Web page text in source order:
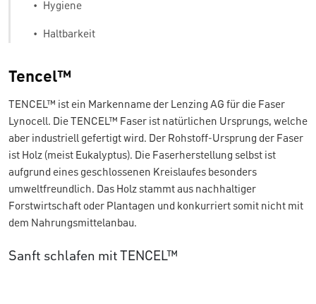
• Hygiene
• Haltbarkeit
Tencel™
TENCEL™ ist ein Markenname der Lenzing AG für die Faser
Lynocell. Die TENCEL™ Faser ist natürlichen Ursprungs, welche
aber industriell gefertigt wird. Der Rohstoff-Ursprung der Faser
ist Holz (meist Eukalyptus). Die Faserherstellung selbst ist
aufgrund eines geschlossenen Kreislaufes besonders
umweltfreundlich. Das Holz stammt aus nachhaltiger
Forstwirtschaft oder Plantagen und konkurriert somit nicht mit
dem Nahrungsmittelanbau.
Sanft schlafen mit TENCEL™